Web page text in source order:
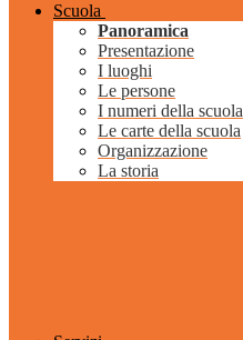
Scuola
Panoramica
Presentazione
I luoghi
Le persone
I numeri della scuola
Le carte della scuola
Organizzazione
La storia